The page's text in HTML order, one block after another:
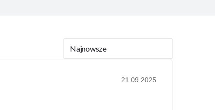
Najnowsze
21.09.2025